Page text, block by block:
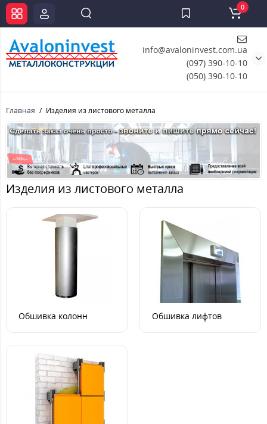
info@avaloninvest.com.ua
(097) 390-10-10
(050) 390-10-10
0
Главная Изделия из листового металла
Изделия из листового металла
Обшивка колонн Обшивка лифтов